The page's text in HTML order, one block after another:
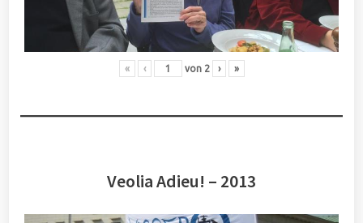
« ‹ von 2 › »
Veolia Adieu! – 2013